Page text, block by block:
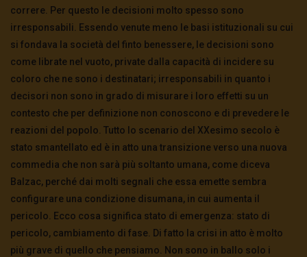
correre. Per questo le decisioni molto spesso sono
irresponsabili. Essendo venute meno le basi istituzionali su cui
si fondava la società del finto benessere, le decisioni sono
come librate nel vuoto, private dalla capacità di incidere su
coloro che ne sono i destinatari; irresponsabili in quanto i
decisori non sono in grado di misurare i loro effetti su un
contesto che per definizione non conoscono e di prevedere le
reazioni del popolo. Tutto lo scenario del XXesimo secolo è
stato smantellato ed è in atto una transizione verso una nuova
commedia che non sarà più soltanto umana, come diceva
Balzac, perché dai molti segnali che essa emette sembra
configurare una condizione disumana, in cui aumenta il
pericolo. Ecco cosa significa stato di emergenza: stato di
pericolo, cambiamento di fase. Di fatto la crisi in atto è molto
più grave di quello che pensiamo. Non sono in ballo solo i